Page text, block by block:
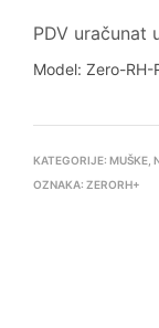
PDV uračunat
Model: Zero-
KATEGORIJE: MUŠKE
OZNAKA: ZERORH+